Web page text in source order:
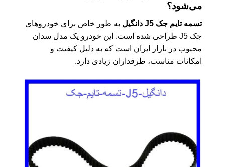
می‌شود؟
تسمه تایم جک J5 دانگیل
به طور خاص برای خودروهای
جک J5 طراحی شده است. این خودرو یک مدل سدان
محبوب در بازار ایران است که به دلیل کیفیت و
امکانات مناسب، طرفداران زیادی دارد.